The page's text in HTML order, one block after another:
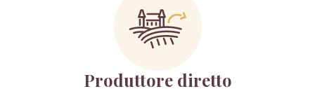
Produttore diretto